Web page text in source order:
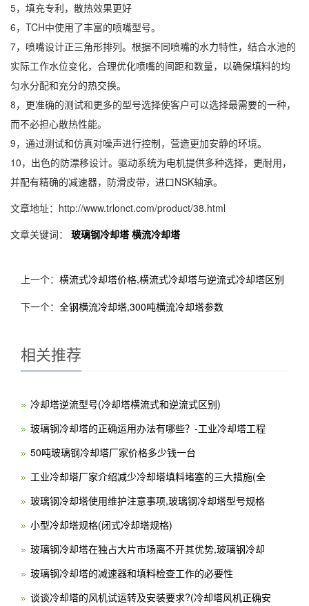
5，填充专利，散热效果更好
6，TCH中使用了丰富的喷嘴型号。
7，喷嘴设计正三角形排列。根据不同喷嘴的水力特性，结合水池的
实际工作水位变化，合理优化喷嘴的间距和数量，以确保填料的均
匀水分配和充分的热交换。
8，更准确的测试和更多的型号选择使客户可以选择最需要的一种，
而不必担心散热性能。
9，通过测试和仿真对噪声进行控制，营造更加安静的环境。
10，出色的防漂移设计。驱动系统为电机提供多种选择，更耐用，
并配有精确的减速器，防滑皮带，进口NSK轴承。
文章地址：http://www.trlonct.com/product/38.html
文章关键词：
玻璃钢冷却塔横流冷却塔
上一个： 横流式冷却塔价格,横流式冷却塔与逆流式冷却塔区别
下一个： 全钢横流冷却塔,300吨横流冷却塔参数
相关推荐
冷却塔逆流型号(冷却塔横流式和逆流式区别)
​玻璃钢冷却塔的正确运用办法有哪些？-工业冷却塔工程
50吨玻璃钢冷却塔厂家价格多少钱一台
工业冷却塔厂家介绍减少冷却塔填料堵塞的三大措施(全
玻璃钢冷却塔使用维护注意事项,玻璃钢冷却塔型号规格
小型冷却塔规格(闭式冷却塔规格)
玻璃钢冷却塔在独占大片市场离不开其优势,玻璃钢冷却
玻璃钢冷却塔的减速器和填料检查工作的必要性
谈谈冷却塔的风机试运转及安装要求?(冷却塔风机正确安